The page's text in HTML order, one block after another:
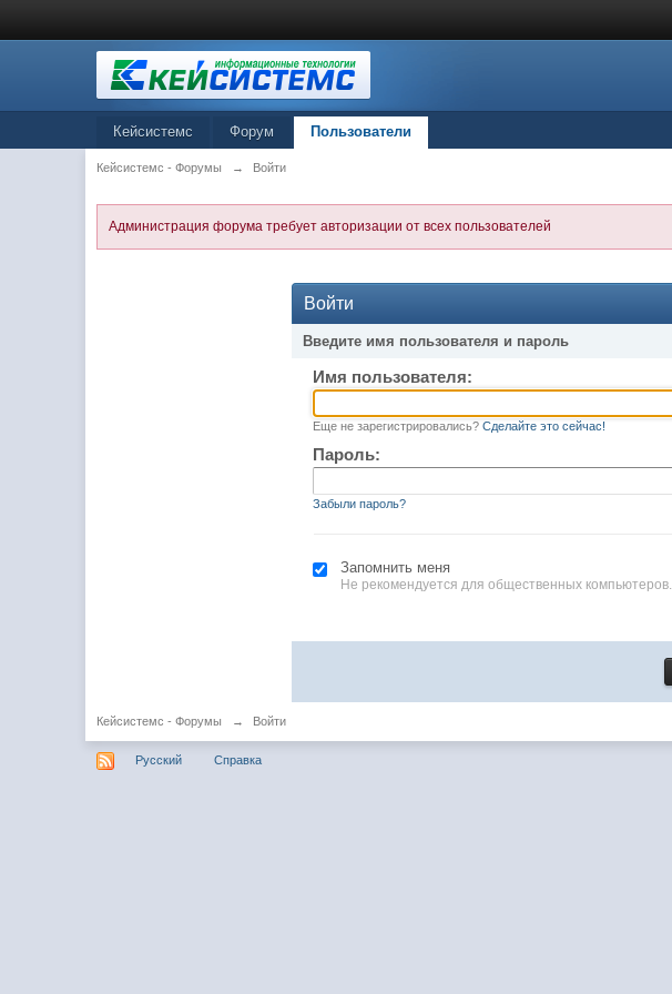
Кейсистемс Форум Пользователи
Кейсистемс - Форумы → Войти
Администрация форума требует авторизации от всех пользователей
Войти
Введите имя пользователя и пароль
Имя пользователя:
Еще не зарегистрировались? Сделайте это сейчас!
Пароль:
Забыли пароль?
Запомнить меня
Не рекомендуется для общественных компьютеров.
Кейсистемс - Форумы → Войти
Русский Справка